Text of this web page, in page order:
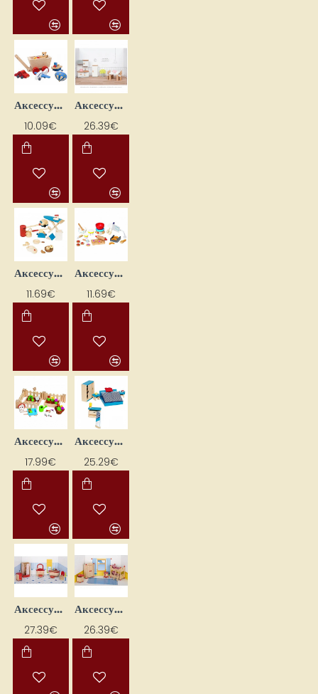
Аксессуары для кукол "Детская" (7 шт.)
10.09€
Аксессуары для кукол "Кухня"
26.39€
Аксессуары для кукол "Кухня" (19 шт.)
11.69€
Аксессуары для кукол "Маленький кондитер" (22 шт.)
11.69€
Аксессуары для кукол "Мой сад" (32 шт.)
17.99€
Аксессуары для кукол "Спальня"
25.29€
Аксессуары для кукол «Ванная комната» 2
27.39€
Аксессуары для кукол «Детская» 3
26.39€